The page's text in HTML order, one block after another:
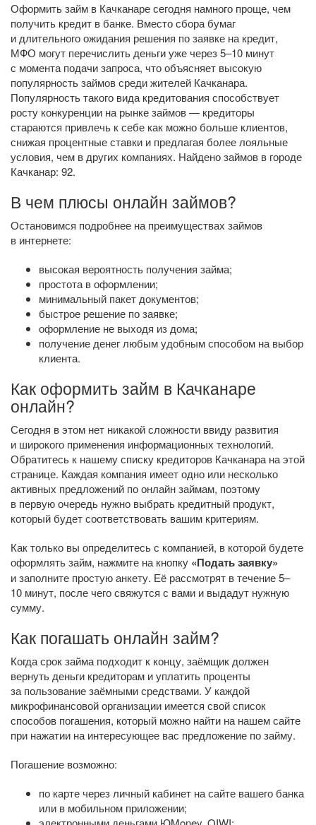
Оформить займ в Качканаре сегодня намного проще, чем
получить кредит в банке. Вместо сбора бумаг
и длительного ожидания решения по заявке на кредит,
МФО могут перечислить деньги уже через 5–10 минут
с момента подачи запроса, что объясняет высокую
популярность займов среди жителей Качканара.
Популярность такого вида кредитования способствует
росту конкуренции на рынке займов — кредиторы
стараются привлечь к себе как можно больше клиентов,
снижая процентные ставки и предлагая более лояльные
условия, чем в других компаниях. Найдено займов в городе
Качканар: 92.
В чем плюсы онлайн займов?
Остановимся подробнее на преимуществах займов
в интернете:
высокая вероятность получения займа;
простота в оформлении;
минимальный пакет документов;
быстрое решение по заявке;
оформление не выходя из дома;
получение денег любым удобным способом на выбор
клиента.
Как оформить займ в Качканаре
онлайн?
Сегодня в этом нет никакой сложности ввиду развития
и широкого применения информационных технологий.
Обратитесь к нашему списку кредиторов Качканара на этой
странице. Каждая компания имеет одно или несколько
активных предложений по онлайн займам, поэтому
в первую очередь нужно выбрать кредитный продукт,
который будет соответствовать вашим критериям.
Как только вы определитесь с компанией, в которой будете
оформлять займ, нажмите на кнопку «Подать заявку»
и заполните простую анкету. Её рассмотрят в течение 5–
10 минут, после чего свяжутся с вами и выдадут нужную
сумму.
Как погашать онлайн займ?
Когда срок займа подходит к концу, заёмщик должен
вернуть деньги кредиторам и уплатить проценты
за пользование заёмными средствами. У каждой
микрофинансовой организации имеется свой список
способов погашения, который можно найти на нашем сайте
при нажатии на интересующее вас предложение по займу.
Погашение возможно:
по карте через личный кабинет на сайте вашего банка
или в мобильном приложении;